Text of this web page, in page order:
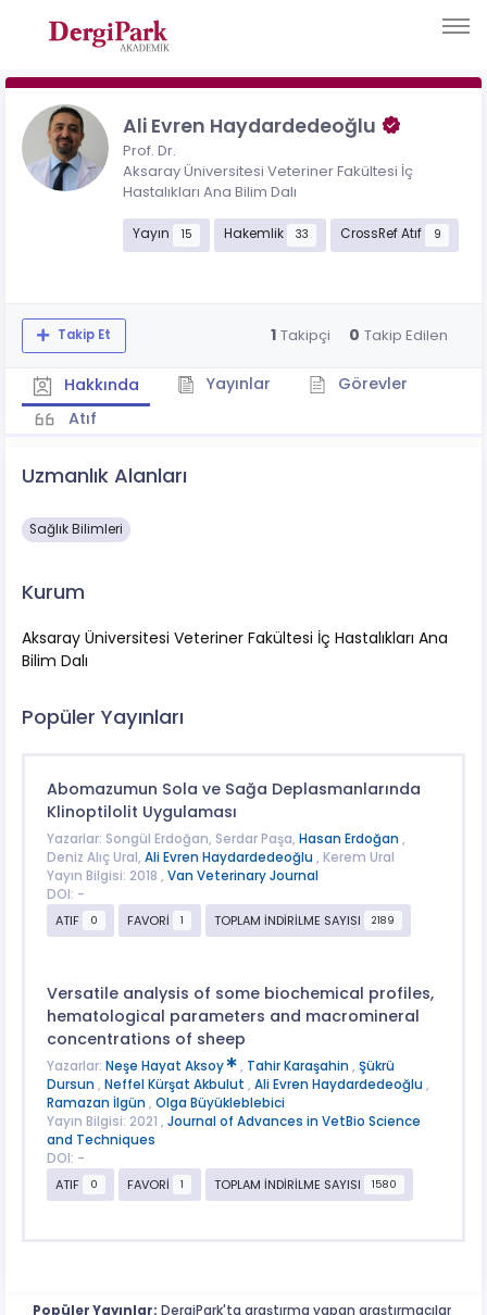
Ali Evren Haydardedeoğlu
Prof. Dr.
Aksaray Üniversitesi Veteriner Fakültesi İç
Hastalıkları Ana Bilim Dalı
Yayın 15 Hakemlik 33 CrossRef Atıf 9
Takip Et 1 Takipçi 0 Takip Edilen
Hakkında Yayınlar
Görevler
Atıf
Uzmanlık Alanları
Sağlık Bilimleri
Kurum
Aksaray Üniversitesi Veteriner Fakültesi İç Hastalıkları Ana
Bilim Dalı
Popüler Yayınları
Abomazumun Sola ve Sağa Deplasmanlarında
Klinoptilolit Uygulaması
Yazarlar: Songül Erdoğan, Serdar Paşa, Hasan Erdoğan ,
Deniz Alıç Ural, Ali Evren Haydardedeoğlu , Kerem Ural
Yayın Bilgisi: 2018 , Van Veterinary Journal
DOI: -
ATIF
0 FAVORİ 1 TOPLAM İNDİRİLME SAYISI 2189
Versatile analysis of some biochemical profiles,
hematological parameters and macromineral
concentrations of sheep
Yazarlar: Neşe Hayat Aksoy , Tahir Karaşahin , Şükrü
Dursun , Neffel Kürşat Akbulut , Ali Evren Haydardedeoğlu ,
Ramazan İlgün , Olga Büyükleblebici
Yayın Bilgisi: 2021 , Journal of Advances in VetBio Science
and Techniques
DOI: -
ATIF
0 FAVORİ 1 TOPLAM İNDİRİLME SAYISI 1580
Popüler Yayınlar: DergiPark'ta araştırma yapan araştırmacılar